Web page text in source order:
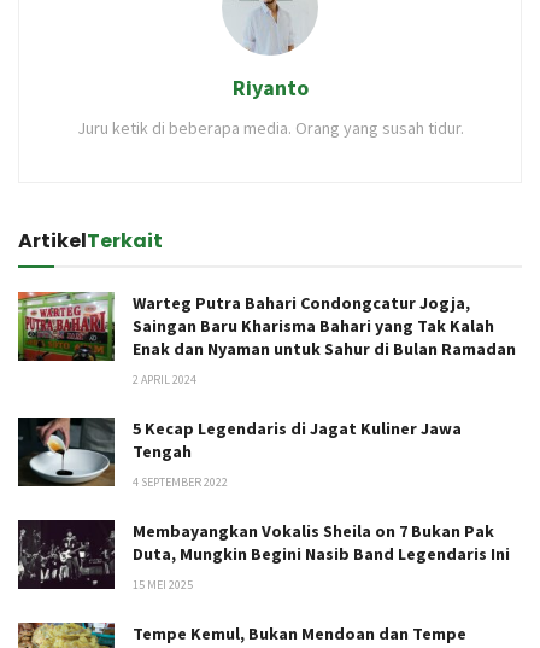
Riyanto
Juru ketik di beberapa media. Orang yang susah tidur.
ArtikelTerkait
Warteg Putra Bahari Condongcatur Jogja,
Saingan Baru Kharisma Bahari yang Tak Kalah
Enak dan Nyaman untuk Sahur di Bulan Ramadan
2 APRIL 2024
5 Kecap Legendaris di Jagat Kuliner Jawa
Tengah
4 SEPTEMBER 2022
Membayangkan Vokalis Sheila on 7 Bukan Pak
Duta, Mungkin Begini Nasib Band Legendaris Ini
15 MEI 2025
Tempe Kemul, Bukan Mendoan dan Tempe